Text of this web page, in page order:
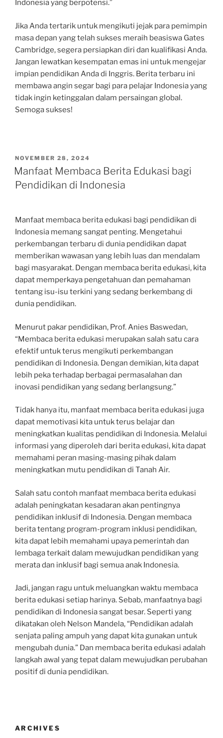
Indonesia yang berpotensi.”
Jika Anda tertarik untuk mengikuti jejak para pemimpin
masa depan yang telah sukses meraih beasiswa Gates
Cambridge, segera persiapkan diri dan kualifikasi Anda.
Jangan lewatkan kesempatan emas ini untuk mengejar
impian pendidikan Anda di Inggris. Berita terbaru ini
membawa angin segar bagi para pelajar Indonesia yang
tidak ingin ketinggalan dalam persaingan global.
Semoga sukses!
POSTED
ON
NOVEMBER 28, 2024
Manfaat Membaca Berita Edukasi bagi
Pendidikan di Indonesia
Manfaat membaca berita edukasi bagi pendidikan di
Indonesia memang sangat penting. Mengetahui
perkembangan terbaru di dunia pendidikan dapat
memberikan wawasan yang lebih luas dan mendalam
bagi masyarakat. Dengan membaca berita edukasi, kita
dapat memperkaya pengetahuan dan pemahaman
tentang isu-isu terkini yang sedang berkembang di
dunia pendidikan.
Menurut pakar pendidikan, Prof. Anies Baswedan,
“Membaca berita edukasi merupakan salah satu cara
efektif untuk terus mengikuti perkembangan
pendidikan di Indonesia. Dengan demikian, kita dapat
lebih peka terhadap berbagai permasalahan dan
inovasi pendidikan yang sedang berlangsung.”
Tidak hanya itu, manfaat membaca berita edukasi juga
dapat memotivasi kita untuk terus belajar dan
meningkatkan kualitas pendidikan di Indonesia. Melalui
informasi yang diperoleh dari berita edukasi, kita dapat
memahami peran masing-masing pihak dalam
meningkatkan mutu pendidikan di Tanah Air.
Salah satu contoh manfaat membaca berita edukasi
adalah peningkatan kesadaran akan pentingnya
pendidikan inklusif di Indonesia. Dengan membaca
berita tentang program-program inklusi pendidikan,
kita dapat lebih memahami upaya pemerintah dan
lembaga terkait dalam mewujudkan pendidikan yang
merata dan inklusif bagi semua anak Indonesia.
Jadi, jangan ragu untuk meluangkan waktu membaca
berita edukasi setiap harinya. Sebab, manfaatnya bagi
pendidikan di Indonesia sangat besar. Seperti yang
dikatakan oleh Nelson Mandela, “Pendidikan adalah
senjata paling ampuh yang dapat kita gunakan untuk
mengubah dunia.” Dan membaca berita edukasi adalah
langkah awal yang tepat dalam mewujudkan perubahan
positif di dunia pendidikan.
ARCHIVES